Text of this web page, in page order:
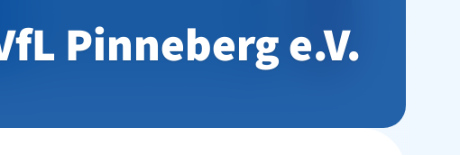
Pinneberg e.V.